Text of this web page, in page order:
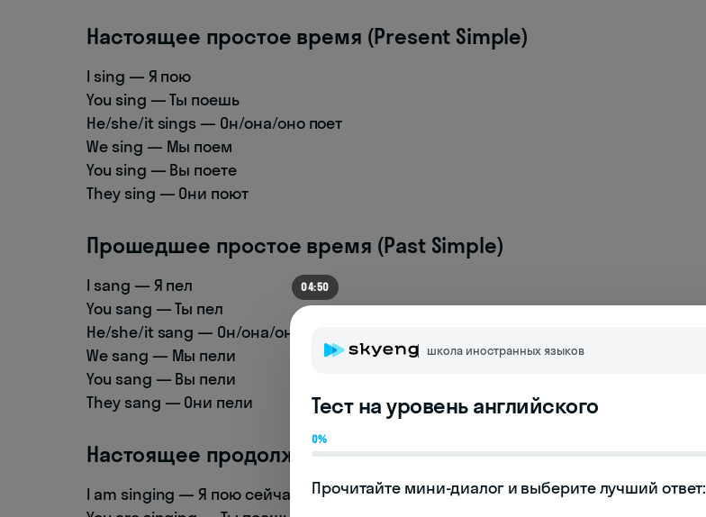
Настоящее простое время (Present Simple)
I sing — Я пою
You sing — Ты поешь
He/she/it sings — Он/она/оно поет
We sing — Мы поем
You sing — Вы поете
They sing — Они поют
Прошедшее простое время (Past Simple)
I sang — Я пел
You sang — Ты пел
He/she/it sang — Он/она/оно пел
We sang — Мы пели
You sang — Вы пели
They sang — Они пели
Настоящее продолженное время (Present Continuous)
I am singing — Я пою сейчас
04:50
школа иностранных языков
Тест на уровень английского
0%
Прочитайте мини-диалог и выберите лучший ответ: